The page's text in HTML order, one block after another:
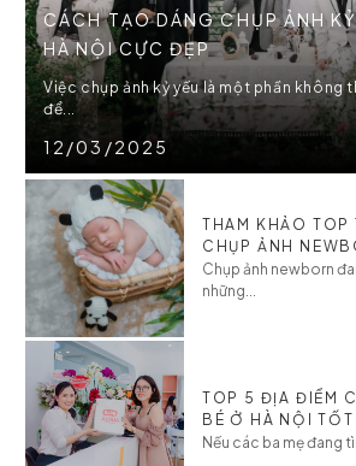
CÁCH TẠO DÁNG CHỤP ẢNH
HÀ NỘI CỰC ĐẸP
12/03/2025
Việc chụp ảnh kỷ yếu là một phần không
để...
THAM KHẢO TOP
CHỤP ẢNH
CHO BÉ
Chụp ảnh newborn
những...
TOP 5 ĐỊA ĐIỂM
BÉ Ở HÀ NỘI
Nếu các ba mẹ đang